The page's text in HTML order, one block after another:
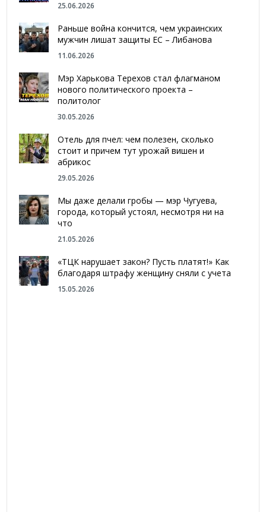
25.06.2026
Раньше война кончится, чем украинских
мужчин лишат защиты ЕС – Либанова
11.06.2026
Мэр Харькова Терехов стал флагманом
нового политического проекта –
политолог
30.05.2026
Отель для пчел: чем полезен, сколько
стоит и причем тут урожай вишен и
абрикос
29.05.2026
Мы даже делали гробы — мэр Чугуева,
города, который устоял, несмотря ни на
что
21.05.2026
«ТЦК нарушает закон? Пусть платят!» Как
благодаря штрафу женщину сняли с учета
15.05.2026